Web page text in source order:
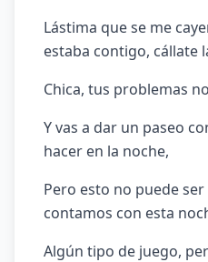
Lástima que se me
estaba contigo, cállate
Chica, tus problemas
Y vas a dar un paseo
hacer en la noche,
Pero esto no puede
contamos con esta
Algún tipo de juego,